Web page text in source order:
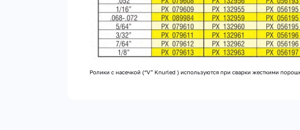
Ролики с насечкой (“V” Knurled ) используются при сварки жесткими